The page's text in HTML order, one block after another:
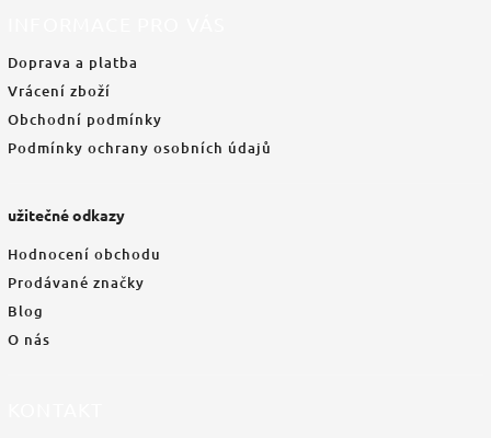
Doprava a platba
Vrácení zboží
Obchodní podmínky
Podmínky ochrany osobních údajů
užitečné odkazy
Hodnocení obchodu
Prodávané značky
Blog
O nás